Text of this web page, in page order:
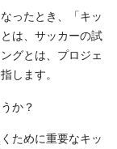
ったとき、「キッ
は、サッカーの試
グとは、プロジェ
します。
か？
ために重要なキッ